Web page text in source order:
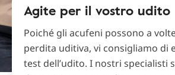
Agite per il vostro udito
Poiché gli acufeni possono a
perdita uditiva, vi consigliamo di
test dell’udito. I nostri specialisti